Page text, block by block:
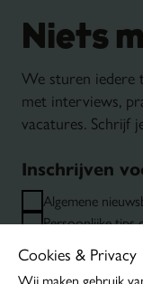
Cookies & Privacy
Niets
We sturen iedere
met interviews,
vacatures. Schrijf
Inschrijven
Algemene
Persoonlijke tips
Event alerts